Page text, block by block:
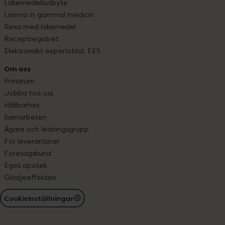
Läkemedelsutbyte
Lämna in gammal medicin
Resa med läkemedel
Receptregistret
Elektroniskt expertstöd, EES
Om oss
Pressrum
Jobba hos oss
Hållbarhet
Samarbeten
Ägare och ledningsgrupp
För leverantörer
Företagskund
Eget apotek
Glädjeeffekten
Cookieinställningar